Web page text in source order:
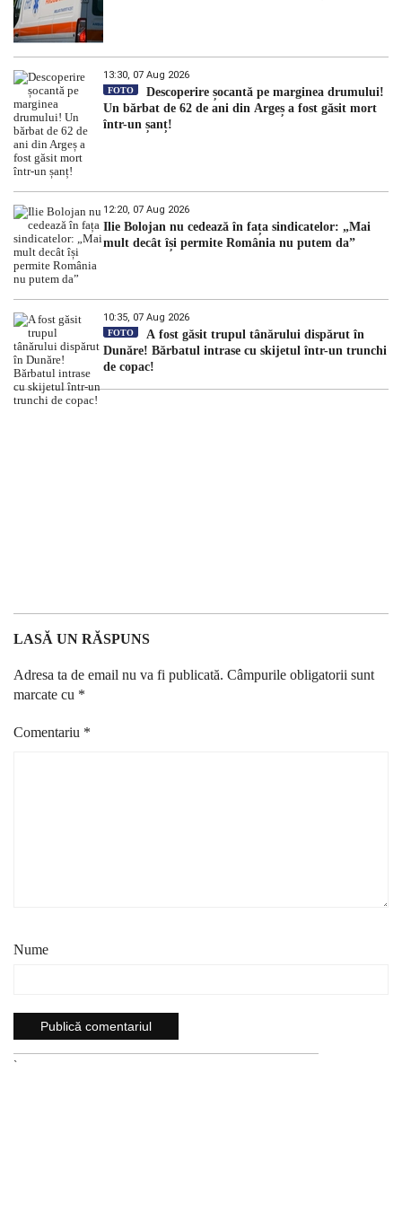
13:30, 07 Aug 2026
FOTO
Descoperire șocantă pe marginea drumului!
Un bărbat de 62 de ani din Argeș a fost găsit mort
într-un șanț!
12:20, 07 Aug 2026
Ilie Bolojan nu cedează în fața sindicatelor: „Mai
mult decât își permite România nu putem da”
10:35, 07 Aug 2026
FOTO
A fost găsit trupul tânărului dispărut în
Dunăre! Bărbatul intrase cu skijetul într-un trunchi
de copac!
LASĂ UN RĂSPUNS
Adresa ta de email nu va fi publicată. Câmpurile obligatorii sunt
marcate cu *
Comentariu *
Nume
`